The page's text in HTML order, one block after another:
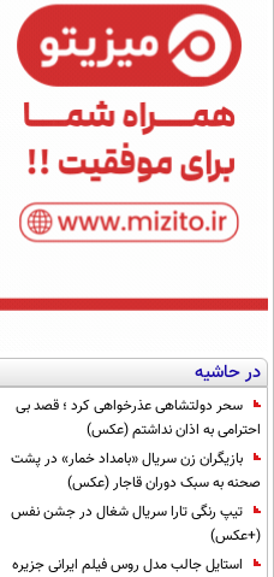
در حاشیه
سحر دولتشاهی عذرخواهی کرد ؛ قصد بی
احترامی به اذان نداشتم (عکس)
بازیگران زن سریال «بامداد خمار» در پشت
صحنه به سبک دوران قاجار (عکس)
تیپ رنگی تارا سریال شغال در جشن نفس
(+عکس)
استایل جالب مدل روس فیلم ایرانی جزیره